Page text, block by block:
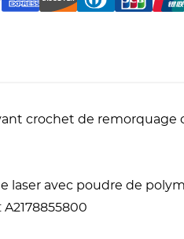
crochet de remorquage
laser avec poudre de